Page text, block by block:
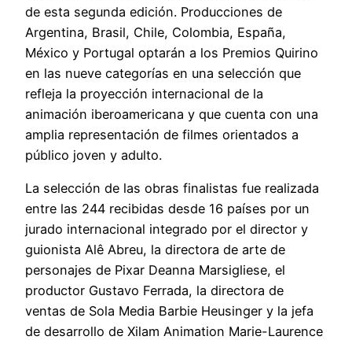
de esta segunda edición. Producciones de
Argentina, Brasil, Chile, Colombia, España,
México y Portugal optarán a los Premios Quirino
en las nueve categorías en una selección que
refleja la proyección internacional de la
animación iberoamericana y que cuenta con una
amplia representación de filmes orientados a
público joven y adulto.
La selección de las obras finalistas fue realizada
entre las 244 recibidas desde 16 países por un
jurado internacional integrado por el director y
guionista Alê Abreu, la directora de arte de
personajes de Pixar Deanna Marsigliese, el
productor Gustavo Ferrada, la directora de
ventas de Sola Media Barbie Heusinger y la jefa
de desarrollo de Xilam Animation Marie-Laurence